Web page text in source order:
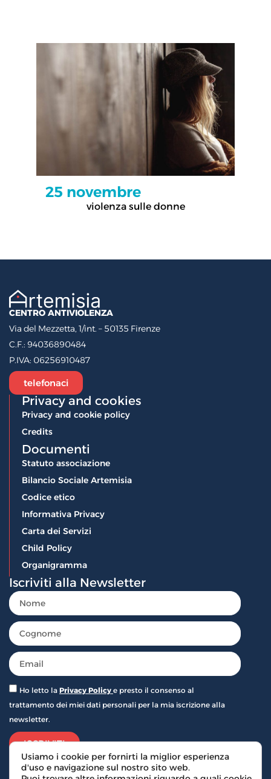
25 novembre
violenza sulle donne
CENTRO ANTIVIOLENZA
Via del Mezzetta, 1/int. – 50135 Firenze
C.F.: 94036890484
P.IVA: 06256910487
telefonaci
Privacy and cookies
Privacy and cookie policy
Credits
Documenti
Statuto associazione
Bilancio Sociale Artemisia
Codice etico
Informativa Privacy
Carta dei Servizi
Child Policy
Organigramma
Iscriviti alla Newsletter
Ho letto la Privacy Policy e presto il consenso al
trattamento dei miei dati personali per la mia iscrizione alla
newsletter.
ISCRIVITI
Usiamo i cookie per fornirti la miglior esperienza
d'uso e navigazione sul nostro sito web.